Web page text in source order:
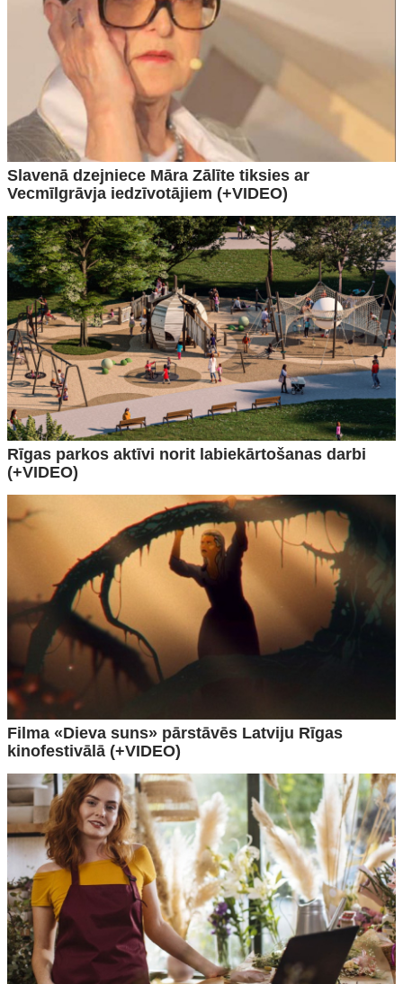
Slavenā dzejniece Māra Zālīte tiksies ar
Vecmīlgrāvja iedzīvotājiem (+VIDEO)
Rīgas parkos aktīvi norit labiekārtošanas darbi
(+VIDEO)
Filma «Dieva suns» pārstāvēs Latviju Rīgas
kinofestivālā (+VIDEO)